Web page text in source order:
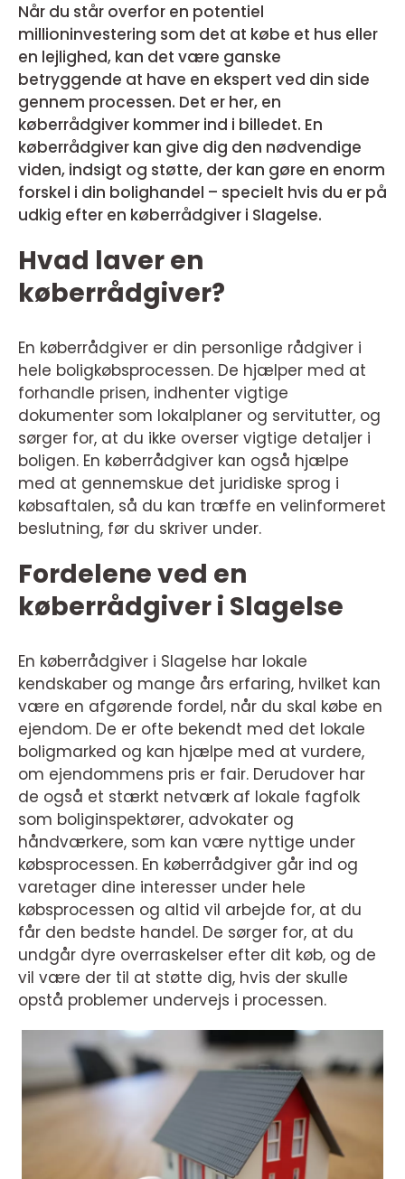
Når du står overfor en potentiel
millioninvestering som det at købe et hus eller
en lejlighed, kan det være ganske
betryggende at have en ekspert ved din side
gennem processen. Det er her, en
køberrådgiver kommer ind i billedet. En
køberrådgiver kan give dig den nødvendige
viden, indsigt og støtte, der kan gøre en enorm
forskel i din bolighandel – specielt hvis du er på
udkig efter en køberrådgiver i Slagelse.
Hvad laver en
køberrådgiver?
En køberrådgiver er din personlige rådgiver i
hele boligkøbsprocessen. De hjælper med at
forhandle prisen, indhenter vigtige
dokumenter som lokalplaner og servitutter, og
sørger for, at du ikke overser vigtige detaljer i
boligen. En køberrådgiver kan også hjælpe
med at gennemskue det juridiske sprog i
købsaftalen, så du kan træffe en velinformeret
beslutning, før du skriver under.
Fordelene ved en
køberrådgiver i Slagelse
En køberrådgiver i Slagelse har lokale
kendskaber og mange års erfaring, hvilket kan
være en afgørende fordel, når du skal købe en
ejendom. De er ofte bekendt med det lokale
boligmarked og kan hjælpe med at vurdere,
om ejendommens pris er fair. Derudover har
de også et stærkt netværk af lokale fagfolk
som boliginspektører, advokater og
håndværkere, som kan være nyttige under
købsprocessen. En køberrådgiver går ind og
varetager dine interesser under hele
købsprocessen og altid vil arbejde for, at du
får den bedste handel. De sørger for, at du
undgår dyre overraskelser efter dit køb, og de
vil være der til at støtte dig, hvis der skulle
opstå problemer undervejs i processen.